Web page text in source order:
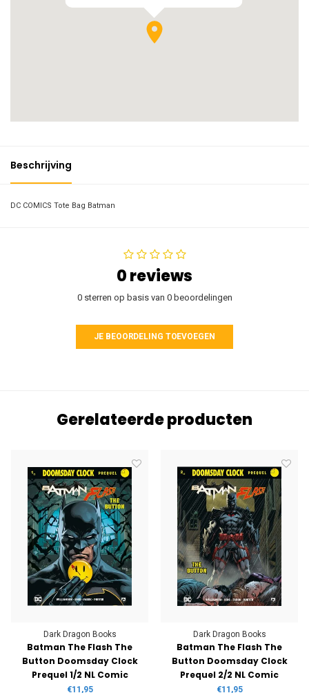
Beschrijving
DC COMICS Tote Bag Batman
0 reviews
0 sterren op basis van 0 beoordelingen
JE BEOORDELING TOEVOEGEN
Gerelateerde producten
Dark Dragon Books
Batman The Flash The
Button Doomsday Clock
Prequel 1/2 NL Comic
€11,95
Dark Dragon Books
Batman The Flash The
Button Doomsday Clock
Prequel 2/2 NL Comic
€11,95